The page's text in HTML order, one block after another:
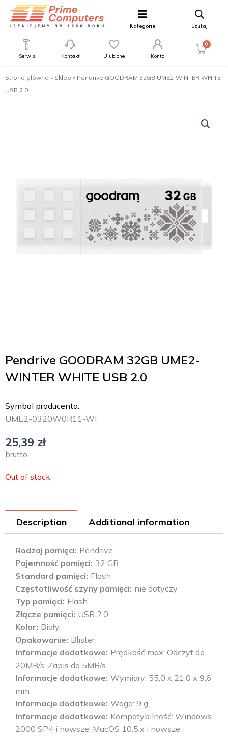
Kategorie Szukaj
Serwis Kontakt Ulubione Konto
0
Strona główna » Sklep » Pendrive GOODRAM 32GB UME2-WINTER WHITE
USB 2.0
Pendrive GOODRAM 32GB UME2-
WINTER WHITE USB 2.0
Symbol producenta:
UME2-0320W0R11-WI
25,39 zł
brutto
Out of stock
Description Additional information
Rodzaj pamięci Pendrive
Pojemność pamięci 32 GB
Standard pamięci Flash
Częstotliwość szyny pamięci nie dotyczy
Typ pamięci Flash
Złącze pamięci USB 2.0
Kolor Biały
Opakowanie Blister
Informacje dodatkowe Prędkość max: Odczyt do
20MB/s; Zapis do 5MB/s
Informacje dodatkowe Wymiary: 55,0 x 21,0 x 9,6
mm
Informacje dodatkowe Waga: 9 g
Informacje dodatkowe Kompatybilność: Windows
2000 SP4 i nowsze, MacOS 10.5.x i nowsze,